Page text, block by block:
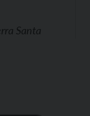
Santa